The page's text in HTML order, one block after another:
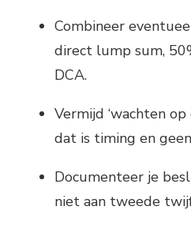
Combineer
direct lump sum,
DCA.
Vermijd ‘wachten
dat is timing en
Documenteer je
niet aan tweede